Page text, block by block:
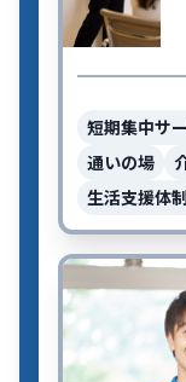
短期集中サ
通いの場
生活支援体